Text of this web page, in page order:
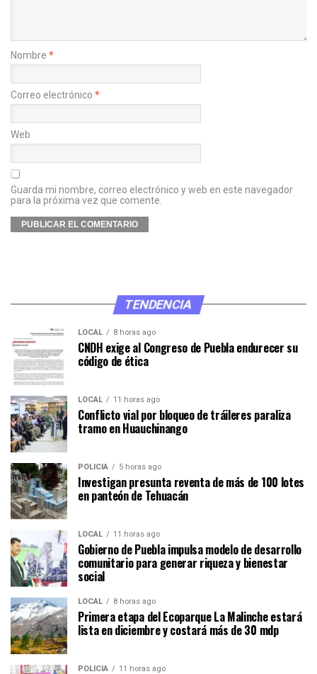
Nombre *
Correo electrónico *
Web
Guarda mi nombre, correo electrónico y web en este navegador
para la próxima vez que comente.
TENDENCIA
LOCAL 8 horas ago
CNDH exige al Congreso de Puebla endurecer su
código de ética
LOCAL 11 horas ago
Conflicto vial por bloqueo de tráileres paraliza
tramo en Huauchinango
POLICÍA 5 horas ago
Investigan presunta reventa de más de 100 lotes
en panteón de Tehuacán
LOCAL 11 horas ago
Gobierno de Puebla impulsa modelo de desarrollo
comunitario para generar riqueza y bienestar
social
LOCAL 8 horas ago
Primera etapa del Ecoparque La Malinche estará
lista en diciembre y costará más de 30 mdp
POLICÍA 11 horas ago